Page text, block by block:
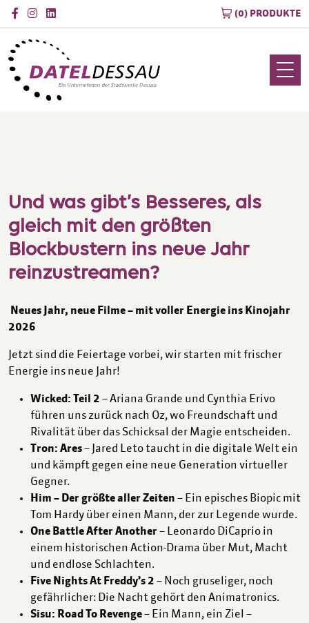
(0) PRODUKTE
Und was gibt’s Besseres, als
gleich mit den größten
Blockbustern ins neue Jahr
reinzustreamen?
Neues Jahr, neue Filme – mit voller Energie ins Kinojahr
2026
Jetzt sind die Feiertage vorbei, wir starten mit frischer
Energie ins neue Jahr!
Wicked: Teil 2 – Ariana Grande und Cynthia Erivo
führen uns zurück nach Oz, wo Freundschaft und
Rivalität über das Schicksal der Magie entscheiden.
Tron: Ares– Jared Leto taucht in die digitale Welt ein
und kämpft gegen eine neue Generation virtueller
Gegner.
Him – Der größte aller Zeiten – Ein episches Biopic mit
Tom Hardy über einen Mann, der zur Legende wurde.
One Battle After Another– Leonardo DiCaprio in
einem historischen Action-Drama über Mut, Macht
und endlose Schlachten.
Five Nights At Freddy’s 2 – Noch gruseliger, noch
gefährlicher: Die Nacht gehört den Animatronics.
Sisu: Road To Revenge– Ein Mann, ein Ziel –